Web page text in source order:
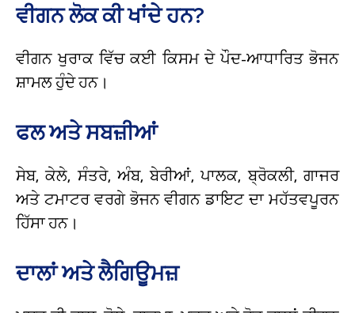
ਵੀਗਨ ਲੋਕ ਕੀ ਖਾਂਦੇ ਹਨ?
ਵੀਗਨ ਖੁਰਾਕ ਵਿੱਚ ਕਈ ਕਿਸਮ ਦੇ ਪੌਦ-ਆਧਾਰਿਤ ਭੋਜਨ
ਸ਼ਾਮਲ ਹੁੰਦੇ ਹਨ।
ਫਲ ਅਤੇ ਸਬਜ਼ੀਆਂ
ਸੇਬ, ਕੇਲੇ, ਸੰਤਰੇ, ਅੰਬ, ਬੇਰੀਆਂ, ਪਾਲਕ, ਬ੍ਰੋਕਲੀ, ਗਾਜਰ
ਅਤੇ ਟਮਾਟਰ ਵਰਗੇ ਭੋਜਨ ਵੀਗਨ ਡਾਇਟ ਦਾ ਮਹੱਤਵਪੂਰਨ
ਹਿੱਸਾ ਹਨ।
ਦਾਲਾਂ ਅਤੇ ਲੈਗਿਊਮਜ਼